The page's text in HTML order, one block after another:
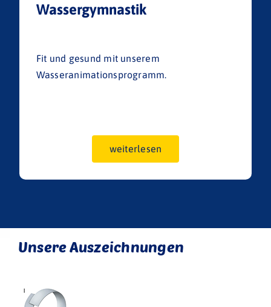
Wassergymnastik
Fit und gesund mit unserem
Wasseranimationsprogramm.
weiterlesen
Unsere Auszeichnungen